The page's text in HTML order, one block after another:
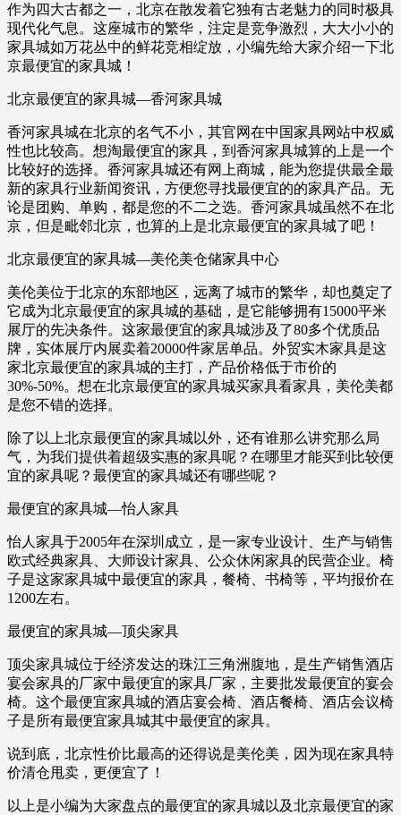
作为四大古都之一，北京在散发着它独有古老魅力的同时极具
现代化气息。这座城市的繁华，注定是竞争激烈，大大小小的
家具城如万花丛中的鲜花竞相绽放，小编先给大家介绍一下北
京最便宜的家具城！
北京最便宜的家具城—香河家具城
香河家具城在北京的名气不小，其官网在中国家具网站中权威
性也比较高。想淘最便宜的家具，到香河家具城算的上是一个
比较好的选择。香河家具城还有网上商城，能为您提供最全最
新的家具行业新闻资讯，方便您寻找最便宜的的家具产品。无
论是团购、单购，都是您的不二之选。香河家具城虽然不在北
京，但是毗邻北京，也算的上是北京最便宜的家具城了吧！
北京最便宜的家具城—美伦美仓储家具中心
美伦美位于北京的东部地区，远离了城市的繁华，却也奠定了
它成为北京最便宜的家具城的基础，是它能够拥有15000平米
展厅的先决条件。这家最便宜的家具城涉及了80多个优质品
牌，实体展厅内展卖着20000件家居单品。外贸实木家具是这
家北京最便宜的家具城的主打，产品价格低于市价的
30%-50%。想在北京最便宜的家具城买家具看家具，美伦美都
是您不错的选择。
除了以上北京最便宜的家具城以外，还有谁那么讲究那么局
气，为我们提供着超级实惠的家具呢？在哪里才能买到比较便
宜的家具呢？最便宜的家具城还有哪些呢？
最便宜的家具城—怡人家具
怡人家具于2005年在深圳成立，是一家专业设计、生产与销售
欧式经典家具、大师设计家具、公众休闲家具的民营企业。椅
子是这家家具城中最便宜的家具，餐椅、书椅等，平均报价在
1200左右。
最便宜的家具城—顶尖家具
顶尖家具城位于经济发达的珠江三角洲腹地，是生产销售酒店
宴会家具的厂家中最便宜的家具厂家，主要批发最便宜的宴会
椅。这个最便宜家具城的酒店宴会椅、酒店餐椅、酒店会议椅
子是所有最便宜家具城其中最便宜的家具。
说到底，北京性价比最高的还得说是美伦美，因为现在家具特
价清仓甩卖，更便宜了！
以上是小编为大家盘点的最便宜的家具城以及北京最便宜的家